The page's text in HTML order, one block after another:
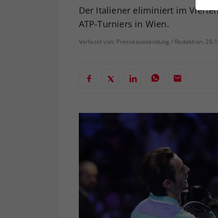
Der Italiener eliminiert im
ATP-Turniers in Wien.
Verfasst von: Presseaussendung / Redaktion,